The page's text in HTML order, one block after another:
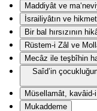
Maddiyât ve
İsrailiyâtın ve
Bir bal hırsızının
Rüstem-i Zâl ve
Mecâz ile teşbîhin
Saîd’in
Müsellamât,
Mukaddeme